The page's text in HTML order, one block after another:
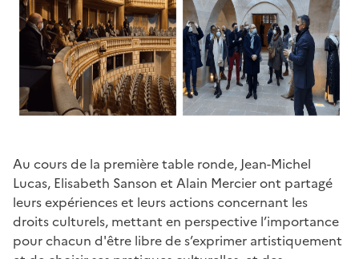
Au cours de la première table ronde, Jean-Michel
Lucas, Elisabeth Sanson et Alain Mercier ont partagé
leurs expériences et leurs actions concernant les
droits culturels, mettant en perspective l’importance
pour chacun d'être libre de s’exprimer artistiquement